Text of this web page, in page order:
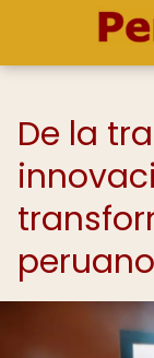
De la
peruano